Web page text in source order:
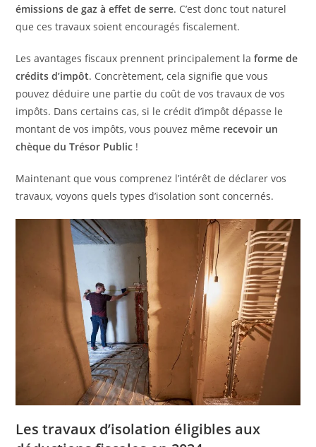
émissions de gaz à effet de serre. C’est donc tout naturel
que ces travaux soient encouragés fiscalement.
Les avantages fiscaux prennent principalement laforme de
crédits d’impôt. Concrètement, cela signifie que vous
pouvez déduire une partie du coût de vos travaux de vos
impôts. Dans certains cas, si le crédit d’impôt dépasse le
montant de vos impôts, vous pouvez même recevoir un
chèque du Trésor Public !
Maintenant que vous comprenez l’intérêt de déclarer vos
travaux, voyons quels types d’isolation sont concernés.
Les travaux d’isolation éligibles aux